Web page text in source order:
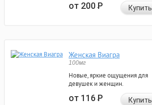
от 200Р Купить
Женская Виагра
100мг
Новые, яркие ощущения для
девушек и женщин.
от 116Р Купить